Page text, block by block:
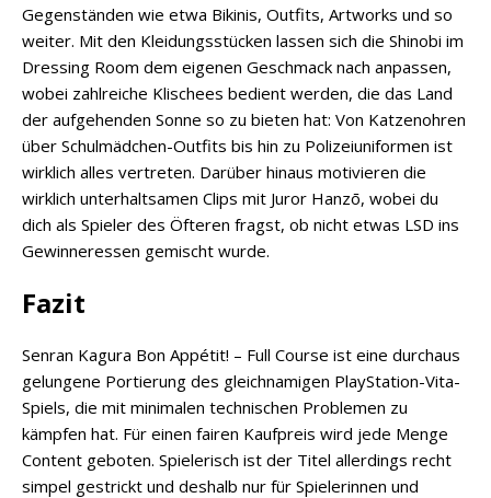
Gegenständen wie etwa Bikinis, Outfits, Artworks und so
weiter. Mit den Kleidungsstücken lassen sich die Shinobi im
Dressing Room dem eigenen Geschmack nach anpassen,
wobei zahlreiche Klischees bedient werden, die das Land
der aufgehenden Sonne so zu bieten hat: Von Katzenohren
über Schulmädchen-Outfits bis hin zu Polizeiuniformen ist
wirklich alles vertreten. Darüber hinaus motivieren die
wirklich unterhaltsamen Clips mit Juror Hanzō, wobei du
dich als Spieler des Öfteren fragst, ob nicht etwas LSD ins
Gewinneressen gemischt wurde.
Fazit
Senran Kagura Bon Appétit! – Full Course ist eine durchaus
gelungene Portierung des gleichnamigen PlayStation-Vita-
Spiels, die mit minimalen technischen Problemen zu
kämpfen hat. Für einen fairen Kaufpreis wird jede Menge
Content geboten. Spielerisch ist der Titel allerdings recht
simpel gestrickt und deshalb nur für Spielerinnen und